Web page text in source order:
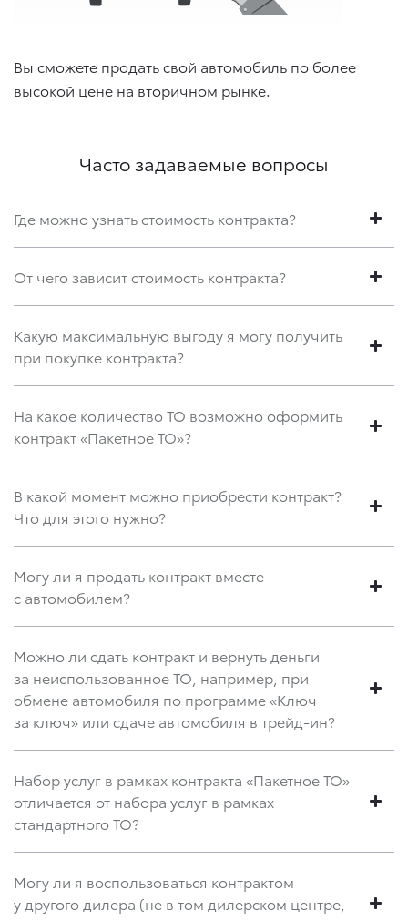
Вы сможете продать свой автомобиль по более
высокой цене на вторичном рынке.
Часто задаваемые вопросы
Где можно узнать стоимость контракта?
От чего зависит стоимость контракта?
Какую максимальную выгоду я могу получить
при покупке контракта?
На какое количество ТО возможно оформить
контракт «Пакетное ТО»?
В какой момент можно приобрести контракт?
Что для этого нужно?
Могу ли я продать контракт вместе
с автомобилем?
Можно ли сдать контракт и вернуть деньги
за неиспользованное ТО, например, при
обмене автомобиля по программе «Ключ
за ключ» или сдаче автомобиля в трейд-ин?
Набор услуг в рамках контракта «Пакетное ТО»
отличается от набора услуг в рамках
стандартного ТО?
Могу ли я воспользоваться контрактом
у другого дилера (не в том дилерском центре,